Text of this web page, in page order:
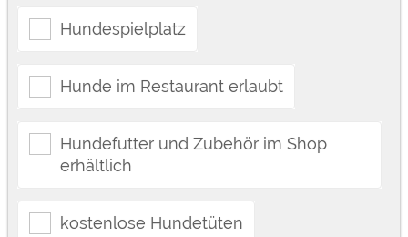
Hundespielplatz
Hunde im Restaurant erlaubt
Hundefutter und Zubehör im Shop
erhältlich
kostenlose Hundetüten